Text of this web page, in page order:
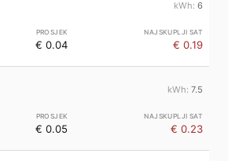
6
€ 0.04 € 0.19
7.5
€ 0.05 € 0.23